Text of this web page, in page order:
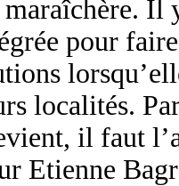
Il
pour
localités.
il faut
Etienne